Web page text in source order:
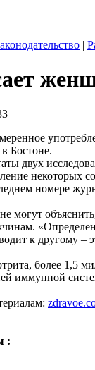
|
Бостоне.
двух
некоторых
номере
могут
к другому –
более 1,5
иммунной
: